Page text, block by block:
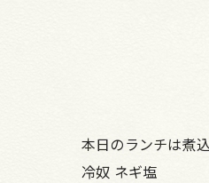
本日のランチは煮
冷奴 ネギ塩